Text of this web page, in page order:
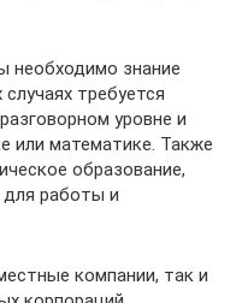
необходимо знание
требуется
уровне и
или математике. Также
образование,
работы и
компании, так и